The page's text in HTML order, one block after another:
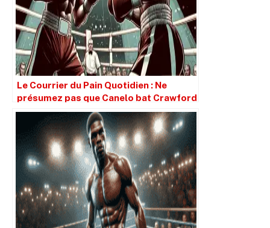
Le Courrier du Pain Quotidien : Ne
présumez pas que Canelo bat Crawford
simplement parce qu’il est plus grand.